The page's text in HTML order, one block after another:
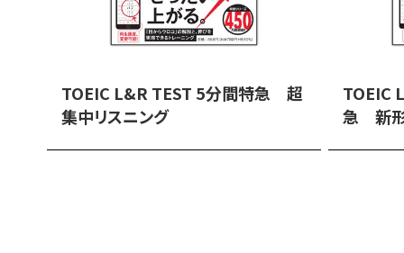
TOEIC L&R TEST 5分間特急 超
集中リスニング
TOEIC
急 新形